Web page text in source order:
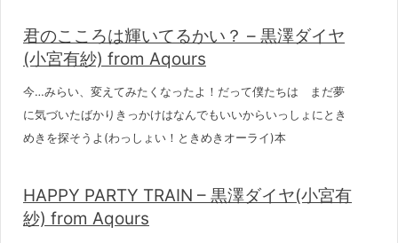
君のこころは輝いてるかい？ – 黒澤ダイヤ
(小宮有紗) from Aqours
今…みらい、変えてみたくなったよ！だって僕たちは まだ夢
に気づいたばかりきっかけはなんでもいいからいっしょにとき
めきを探そうよ(わっしょい！ときめきオーライ)本
HAPPY PARTY TRAIN – 黒澤ダイヤ(小宮有
紗) from Aqours